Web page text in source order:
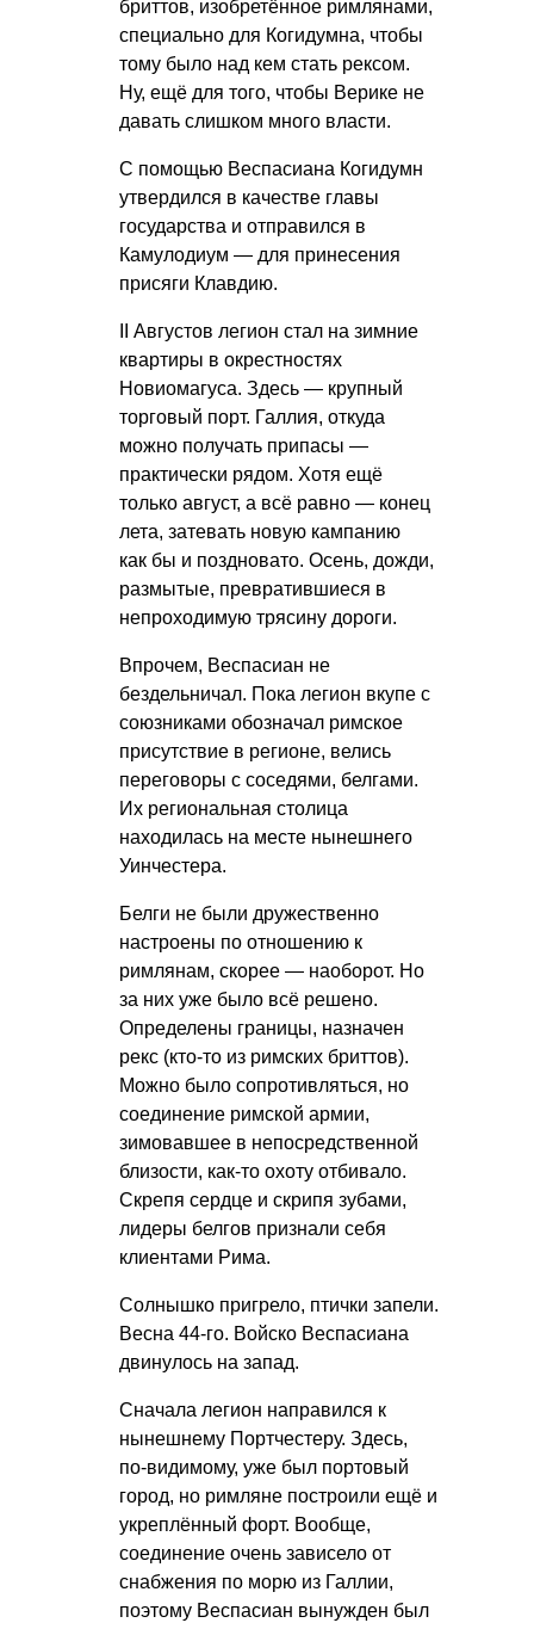
бриттов, изобретённое римлянами,
специально для Когидумна, чтобы
тому было над кем стать рексом.
Ну, ещё для того, чтобы Верике не
давать слишком много власти.
С помощью Веспасиана Когидумн
утвердился в качестве главы
государства и отправился в
Камулодиум — для принесения
присяги Клавдию.
II Августов легион стал на зимние
квартиры в окрестностях
Новиомагуса. Здесь — крупный
торговый порт. Галлия, откуда
можно получать припасы —
практически рядом. Хотя ещё
только август, а всё равно — конец
лета, затевать новую кампанию
как бы и поздновато. Осень, дожди,
размытые, превратившиеся в
непроходимую трясину дороги.
Впрочем, Веспасиан не
бездельничал. Пока легион вкупе с
союзниками обозначал римское
присутствие в регионе, велись
переговоры с соседями, белгами.
Их региональная столица
находилась на месте нынешнего
Уинчестера.
Белги не были дружественно
настроены по отношению к
римлянам, скорее — наоборот. Но
за них уже было всё решено.
Определены границы, назначен
рекс (кто-то из римских бриттов).
Можно было сопротивляться, но
соединение римской армии,
зимовавшее в непосредственной
близости, как-то охоту отбивало.
Скрепя сердце и скрипя зубами,
лидеры белгов признали себя
клиентами Рима.
Солнышко пригрело, птички запели.
Весна 44-го. Войско Веспасиана
двинулось на запад.
Сначала легион направился к
нынешнему Портчестеру. Здесь,
по-видимому, уже был портовый
город, но римляне построили ещё и
укреплённый форт. Вообще,
соединение очень зависело от
снабжения по морю из Галлии,
поэтому Веспасиан вынужден был